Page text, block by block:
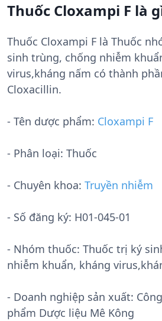
Thuốc Cloxampi F là
Thuốc Cloxampi F là Thuốc
sinh trùng, chống nhiễm
virus,kháng nấm có thành
Cloxacillin.
- Tên dược phẩm: Cloxampi F
- Phân loại: Thuốc
- Chuyên khoa: Truyền nhiễm
- Số đăng ký: H01-045-01
- Nhóm thuốc: Thuốc trị ký
nhiễm khuẩn, kháng
- Doanh nghiệp sản xuất:
phẩm Dược liệu Mê Kông